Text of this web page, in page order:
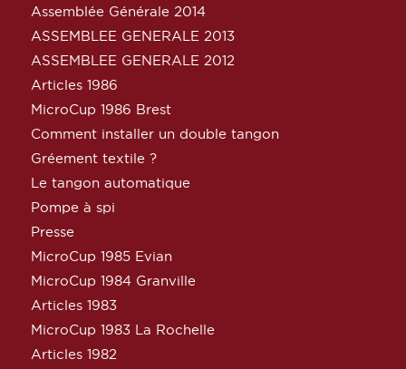
Assemblée Générale 2014
ASSEMBLEE GENERALE 2013
ASSEMBLEE GENERALE 2012
Articles 1986
MicroCup 1986 Brest
Comment installer un double tangon
Gréement textile ?
Le tangon automatique
Pompe à spi
Presse
MicroCup 1985 Evian
MicroCup 1984 Granville
Articles 1983
MicroCup 1983 La Rochelle
Articles 1982